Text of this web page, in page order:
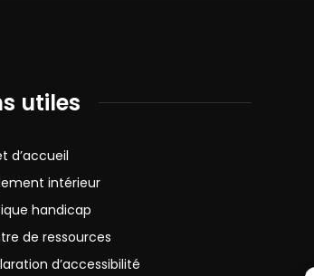
utiles
d’accueil
intérieur
handicap
de ressources
d’accessibilité